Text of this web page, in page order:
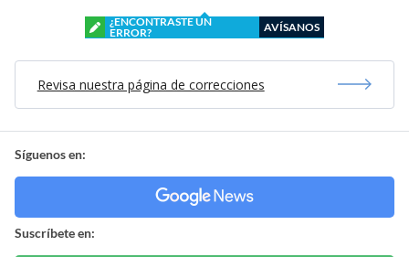
¿ENCONTRASTE UN
ERROR?
AVÍSANOS
Revisa nuestra página de correcciones
Síguenos en:
Suscríbete en: